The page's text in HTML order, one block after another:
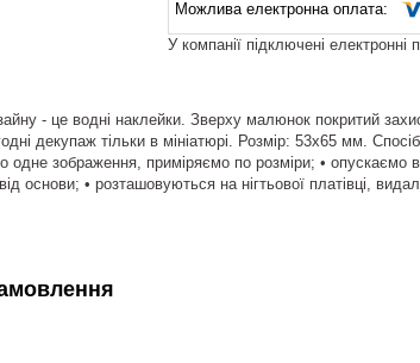
У компанії підключені
- це водні наклейки. Зверху малюнок покритий
декупаж тільки в мініатюрі. Розмір: 53х65 мм.
зображення, приміряємо по розміри; • опускаємо
основи; • розташовуються на нігтьової платівці,